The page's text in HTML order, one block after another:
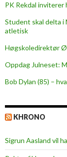
PK Rekdal
Student skal delta i
atletisk
Høgskoledirektør
Oppdag Julneset:
Bob Dylan (85) –
KHRONO
Sigrun Aasland vil